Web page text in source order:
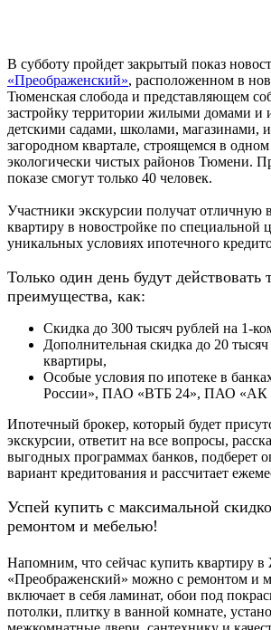
В субботу пройдет закрытый показ
«Преображенский», расположенном в
Тюменская слобода и представляющем
застройку территории жилыми домами и
детскими садами, школами, магазинами, и
загородном квартале, строящемся в
экологически чистых районов Тюмени.
показе смогут только 40 человек.
Участники экскурсии получат отличную
квартиру в новостройке по специальной
уникальных условиях ипотечного
Только один день будут действовать
преимущества, как:
Скидка до 300 тысяч рублей на 1-
Дополнительная скидка до 20
квартиры,
Особые условия по ипотеке в
России», ПАО «ВТБ 24», ПАО «АК
Ипотечный брокер, который будет
экскурсии, ответит на все вопросы,
выгодных программах банков, подберет
вариант кредитования и рассчитает
Успей купить с максимальной
ремонтом и мебелью!
Напомним, что сейчас купить квартиру
«Преображенский» можно с ремонтом и
включает в себя ламинат, обои под
потолки, плитку в ванной комнате,